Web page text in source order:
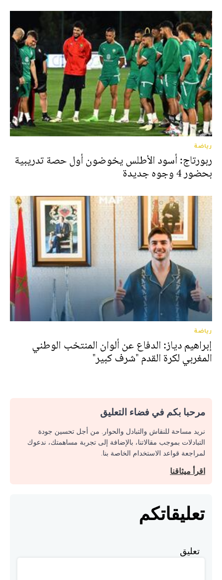
رياضة
ربورتاج: أسود الأطلس يخوضون أول حصة تدريبية
بحضور 4 وجوه جديدة
رياضة
إبراهيم دياز: الدفاع عن ألوان المنتخب الوطني
المغربي لكرة القدم "شرف كبير"
مرحبا بكم في فضاء التعليق
نريد مساحة للنقاش والتبادل والحوار. من أجل تحسين جودة
التبادلات بموجب مقالاتنا، بالإضافة إلى تجربة مساهمتك، ندعوك
لمراجعة قواعد الاستخدام الخاصة بنا.
اقرأ ميثاقنا
تعليقاتكم
تعليق